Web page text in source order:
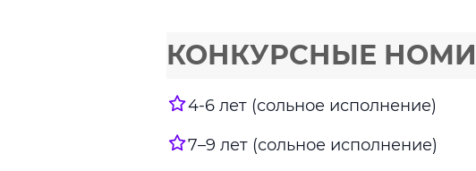
КОНКУРСНЫЕ
4-6 лет (сольное исполнение)
7–9 лет (сольное исполнение)